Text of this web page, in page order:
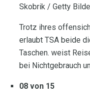
Skobrik / Getty
Trotz ihres
erlaubt TSA beide
Taschen. weist
bei Nichtgebrauch
08 von 15